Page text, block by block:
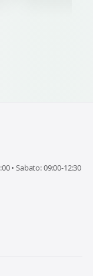
• Sabato: 09:00-12:30